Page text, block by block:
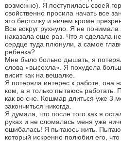
возможно). Я поступилась своей
свойственно просила начать все
это бестолку и ничем кроме
Все вокруг рухнуло. Я не понимала
наказала еще раз. Что я сделала
сердце туда плюнули, а самое
ребенка?
Мне было больно дышать, я
слова «высохла». Я похудела
висит как на вешалке.
Я потеряла интерес к работе, она
ком, а я только пытаюсь
как во сне. Кошмар длиться уже 3
закончиться никогда.
Я думала, что после того как я
руках и не сломалась меня уже
ошибалась! Я пытаюсь жить.
который искренно полюбил его,